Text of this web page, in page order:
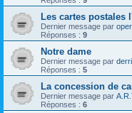
Les cartes postales
Dernier message par
Réponses : 9
Notre dame
Dernier message par
Réponses : 5
La concession de
Dernier message par
Réponses : 6